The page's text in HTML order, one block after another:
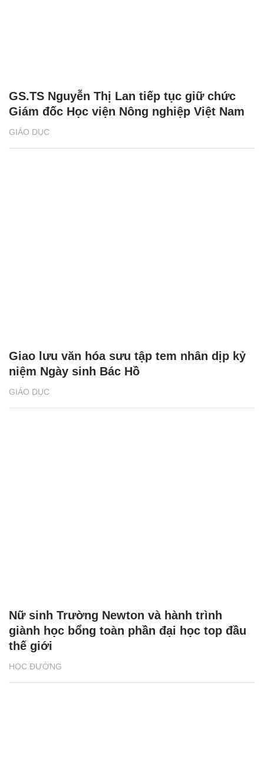
GIÁO DỤC
GS.TS Nguyễn Thị Lan tiếp tục giữ chức
Giám đốc Học viện Nông nghiệp Việt Nam
GIÁO DỤC
Giao lưu văn hóa sưu tập tem nhân dịp kỷ
niệm Ngày sinh Bác Hồ
HỌC ĐƯỜNG
Nữ sinh Trường Newton và hành trình
giành học bổng toàn phần đại học top đầu
thế giới